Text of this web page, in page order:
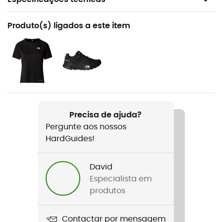
Recomendado para
Caminhada
Género
Mulher
Nome do produto
Construção da peça de vestuário
3 camadas
Tecnologias utilizadas
Produto(s) ligados a este item
Precisa de ajuda?
Pergunte aos nossos
HardGuides!
David
Especialista em
produtos
Contactar por mensagem